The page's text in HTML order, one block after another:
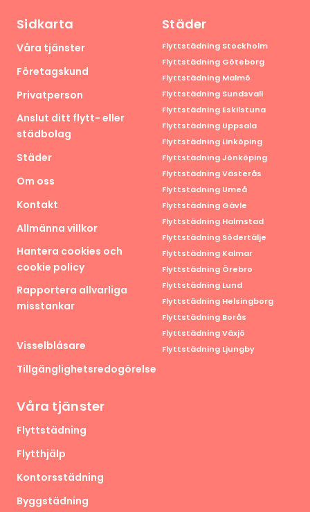
Sidkarta
Våra tjänster
Företagskund
Privatperson
Anslut ditt flytt- eller
städbolag
Städer
Om oss
Kontakt
Allmänna villkor
Hantera cookies och
cookie policy
Rapportera allvarliga
misstankar
Visselblåsare
Tillgänglighetsredogörelse
Våra tjänster
Flyttstädning
Flytthjälp
Kontorsstädning
Byggstädning
Städer
Flyttstädning Stockholm
Flyttstädning Göteborg
Flyttstädning Malmö
Flyttstädning Sundsvall
Flyttstädning Eskilstuna
Flyttstädning Uppsala
Flyttstädning Linköping
Flyttstädning Jönköping
Flyttstädning Västerås
Flyttstädning Umeå
Flyttstädning Gävle
Flyttstädning Halmstad
Flyttstädning Södertälje
Flyttstädning Kalmar
Flyttstädning Örebro
Flyttstädning Lund
Flyttstädning Helsingborg
Flyttstädning Borås
Flyttstädning Växjö
Flyttstädning Ljungby